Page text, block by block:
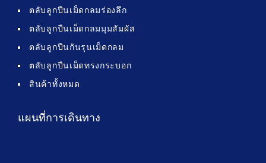
ตลับลูกปืนเม็ดกลมร่องลึก
ตลับลูกปืนเม็ดกลมมุมสัมผัส
ตลับลูกปืนกันรุนเม็ดกลม
ตลับลูกปืนเม็ดทรงกระบอก
สินค้าทั้งหมด
แผนที่การเดินทาง